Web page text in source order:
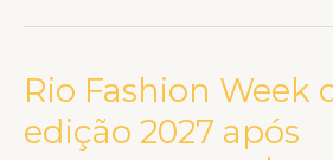
Rio Fashion Week
edição 2027 após
Rio
Fashion
Week